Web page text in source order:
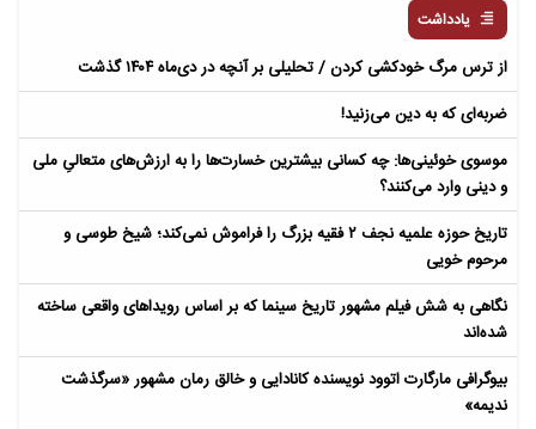
یادداشت
از ترس مرگ خودکشی کردن / تحلیلی بر آنچه در دی‌ماه ۱۴۰۴ گذشت
ضربه‌ای که به دین می‌زنید!
موسوی خوئینی‌ها: چه کسانی بیشترین خسارت‌ها را به ارزش‌های متعالیِ ملی
و دینی وارد می‌کنند؟
تاریخ حوزه علمیه نجف ۲ فقیه بزرگ را فراموش نمی‌کند؛ شیخ طوسی و
مرحوم خویی
نگاهی به شش فیلم مشهور تاریخ سینما که بر اساس رویداهای واقعی ساخته
شده‌اند
بیوگرافی مارگارت اتوود نویسنده کانادایی و خالق رمان مشهور «سرگذشت
ندیمه»